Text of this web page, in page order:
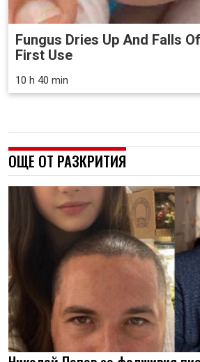
Fungus Dries Up And Falls
First Use
10 h 40 min
ОЩЕ ОТ РАЗКРИТИЯ